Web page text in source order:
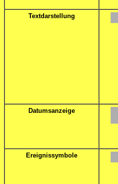
Textdarstellung
Datumsanzeige
Ereignissymbole